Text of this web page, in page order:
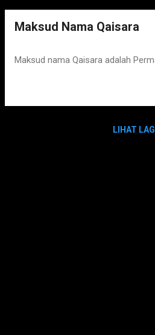
o
Maksud Nama Qaisara
Maksud nama Qaisara adalah
LIHAT LAGI